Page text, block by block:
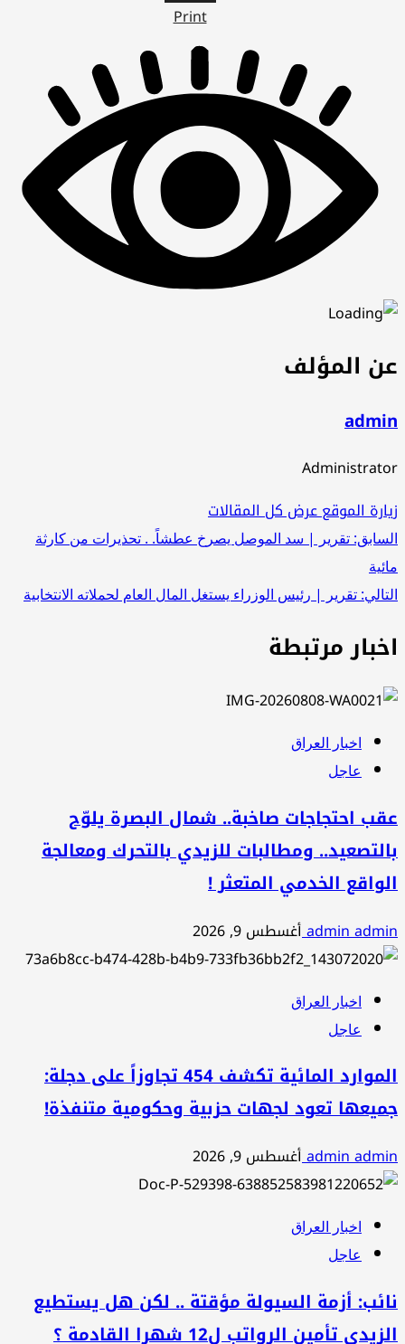
Print
عن المؤلف
admin
Administrator
زيارة الموقععرض كل المقالات
تصفّح
المقالات
السابق: تقرير | سد الموصل يصرخ عطشاً. . تحذيرات من كارثة
مائية
التالي: تقرير | رئيس الوزراء يستغل المال العام لحملاته الانتخابية
اخبار مرتبطة
اخبار العراق
عاجل
عقب احتجاجات صاخبة.. شمال البصرة يلوّح
بالتصعيد.. ومطالبات للزيدي بالتحرك ومعالجة
الواقع الخدمي المتعثر !
admin adminأغسطس 9, 2026
اخبار العراق
عاجل
الموارد المائية تكشف 454 تجاوزاً على دجلة:
جميعها تعود لجهات حزبية وحكومية متنفذة!
admin adminأغسطس 9, 2026
اخبار العراق
عاجل
نائب: أزمة السيولة مؤقتة .. لكن هل يستطيع
الزيدي تأمين الرواتب ل12 شهرا القادمة ؟